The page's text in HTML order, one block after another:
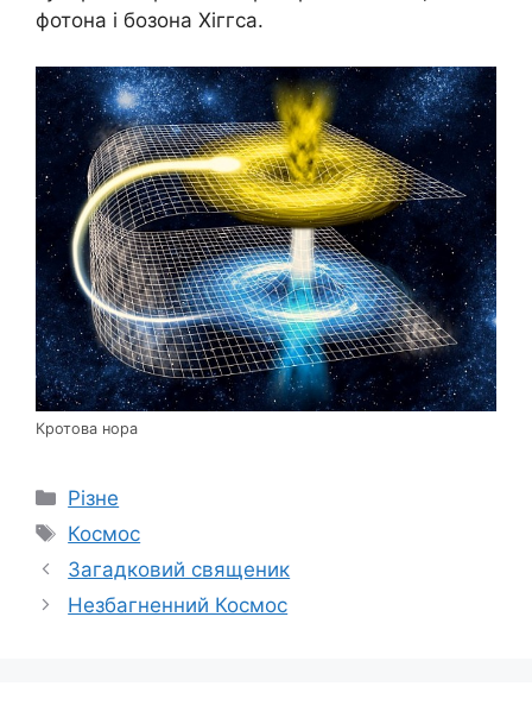
фотона і бозона Хіггса.
Кротова нора
Категорії
Різне
Позначки
Космос
Загадковий священик
Незбагненний Космос